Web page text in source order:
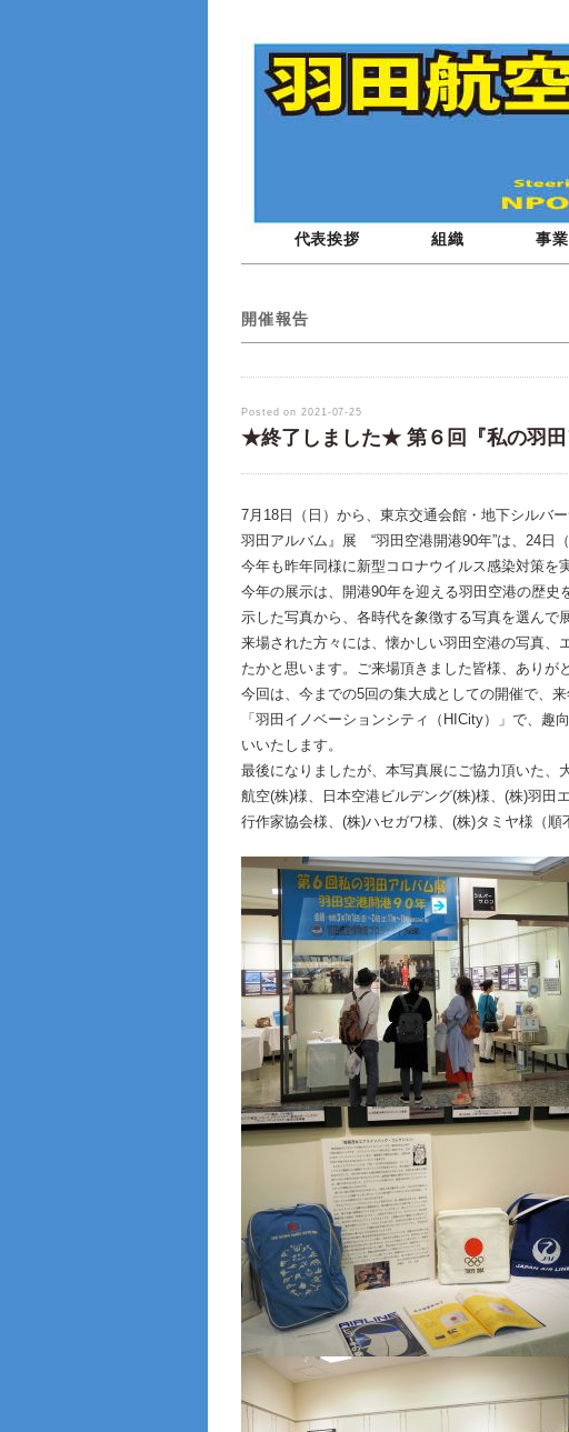
代表挨拶 組織 事業
開催報告
Posted on 2021-07-25
★終了しました★ 第６回『私の羽田
7月18日（日）から、東京交通会館・地下シルバ
羽田アルバム』展 “羽田空港開港90年”は、24日
今年も昨年同様に新型コロナウイルス感染対策を
今年の展示は、開港90年を迎える羽田空港の歴
示した写真から、各時代を象徴する写真を選んで
来場された方々には、懐かしい羽田空港の写真、
たかと思います。ご来場頂きました皆様、ありが
今回は、今までの5回の集大成としての開催で、
「羽田イノベーションシティ（HICity）」で、
いいたします。
最後になりましたが、本写真展にご協力頂いた
航空(株)様、日本空港ビルデング(株)様、(株)羽田
行作家協会様、(株)ハセガワ様、(株)タミヤ様（順